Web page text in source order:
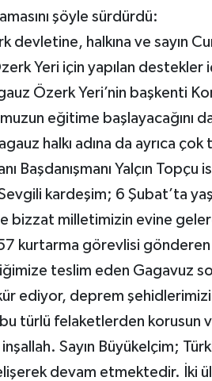
şöyle sürdürdü:
devletine, halkına ve sayın
Yeri için yapılan destekler
Özerk Yeri’nin başkenti
eğitime başlayacağını
halkı adına da ayrıca
Başdanışmanı Yalçın
kardeşim; 6 Şubat’ta
bizzat milletimizin evine
kurtarma görevlisi
teslim eden Gagavuz
ediyor, deprem
bu türlü felaketlerden korusun
Sayın Büyükelçim;
devam etmektedir. İki